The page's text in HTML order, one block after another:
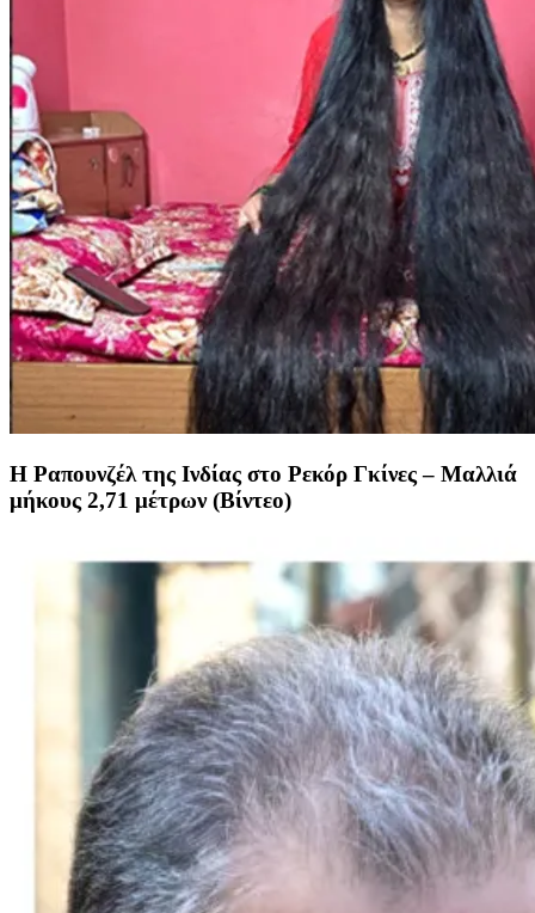
Η Ραπουνζέλ της Ινδίας στο Ρεκόρ Γκίνες – Μαλλιά
μήκους 2,71 μέτρων (Βίντεο)